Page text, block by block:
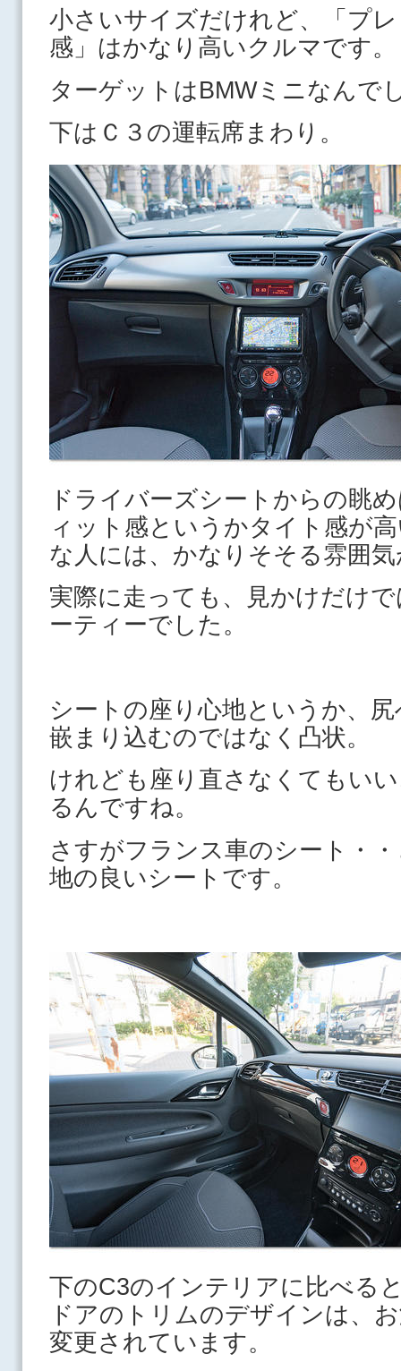
小さいサイズだけれど、「プ
感」はかなり高いクルマです。
ターゲットはBMWミニなん
下はＣ３の運転席まわり。
ドライバーズシートからの眺
ィット感というかタイト感が
な人には、かなりそそる雰囲
実際に走っても、見かけだけ
ーティーでした。
シートの座り心地というか、
嵌まり込むのではなく凸状。
けれども座り直さなくてもい
るんですね。
さすがフランス車のシート・
地の良いシートです。
下のC3のインテリアに比べる
ドアのトリムのデザインは、
変更されています。